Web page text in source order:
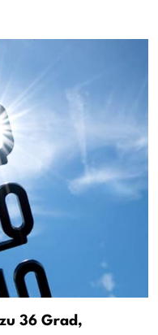
36 Grad,